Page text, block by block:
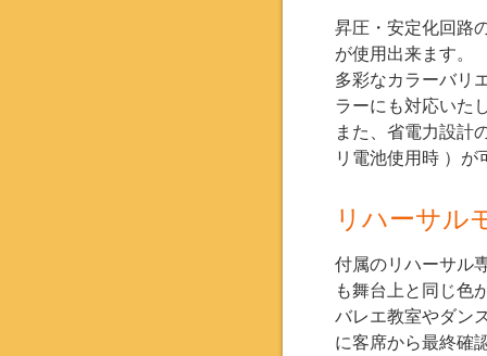
昇圧・安定化回路
が使用出来ます。
多彩なカラーバリ
ラーにも対応いた
また、省電力設計
リ電池使用時 ）が
リハーサル
付属のリハーサル
も舞台上と同じ色
バレエ教室やダン
に客席から最終確